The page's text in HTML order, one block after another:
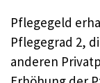
Pflegegeld
Pflegegrad 2,
anderen